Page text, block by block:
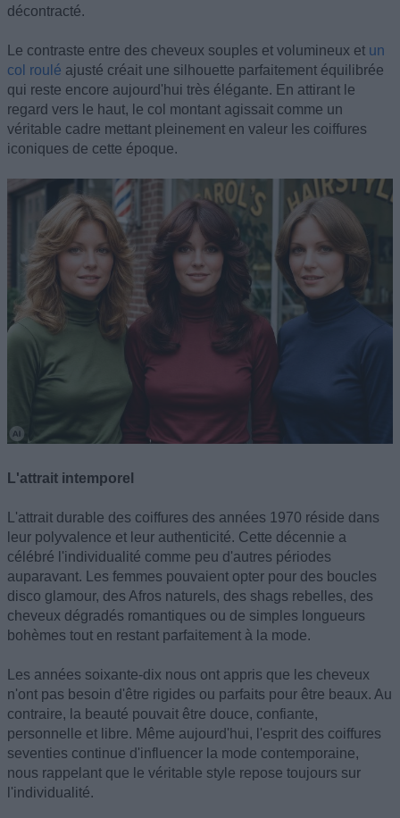
décontracté.
Le contraste entre des cheveux souples et volumineux et un
col roulé ajusté créait une silhouette parfaitement équilibrée
qui reste encore aujourd'hui très élégante. En attirant le
regard vers le haut, le col montant agissait comme un
véritable cadre mettant pleinement en valeur les coiffures
iconiques de cette époque.
L'attrait intemporel
L'attrait durable des coiffures des années 1970 réside dans
leur polyvalence et leur authenticité. Cette décennie a
célébré l'individualité comme peu d'autres périodes
auparavant. Les femmes pouvaient opter pour des boucles
disco glamour, des Afros naturels, des shags rebelles, des
cheveux dégradés romantiques ou de simples longueurs
bohèmes tout en restant parfaitement à la mode.
Les années soixante-dix nous ont appris que les cheveux
n'ont pas besoin d'être rigides ou parfaits pour être beaux. Au
contraire, la beauté pouvait être douce, confiante,
personnelle et libre. Même aujourd'hui, l'esprit des coiffures
seventies continue d'influencer la mode contemporaine,
nous rappelant que le véritable style repose toujours sur
l'individualité.